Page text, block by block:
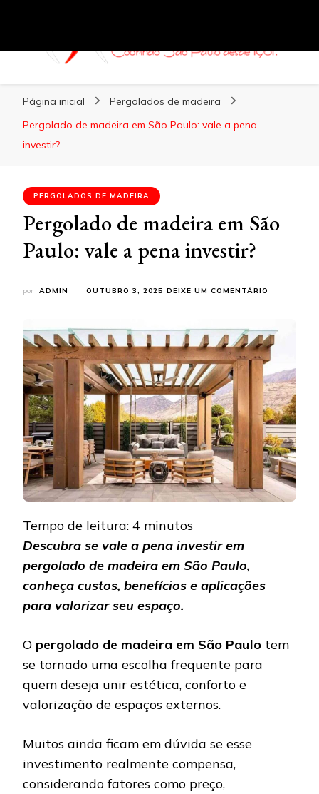
Página inicial
Pergolados de madeira
Pergolado de madeira em São Paulo: vale a pena
investir?
PERGOLADOS DE MADEIRA
Pergolado de madeira em São
Paulo: vale a pena investir?
por ADMIN OUTUBRO 3, 2025 DEIXE UM COMENTÁRIO
EM
SÃO
PAULO:
VALE
A
PENA
INVESTIR?
Tempo de leitura: 4 minutos
Descubra se vale a pena investir em
pergolado de madeira em São Paulo,
conheça custos, benefícios e aplicações
para valorizar seu espaço.
O pergolado de madeira em São Paulo tem
se tornado uma escolha frequente para
quem deseja unir estética, conforto e
valorização de espaços externos.
Muitos ainda ficam em dúvida se esse
investimento realmente compensa,
considerando fatores como preço,